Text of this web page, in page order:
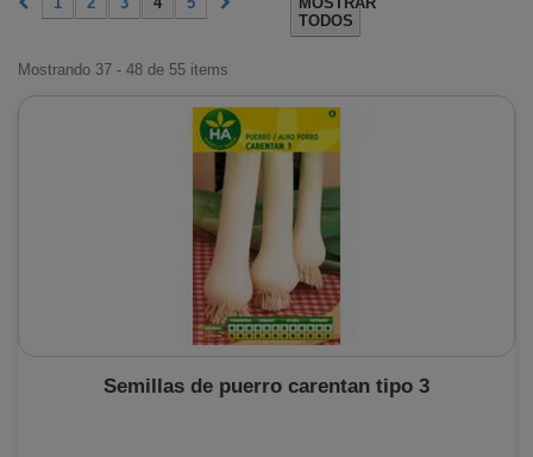
TODOS
Mostrando 37 - 48 de 55 items
Semillas de puerro carentan tipo 3